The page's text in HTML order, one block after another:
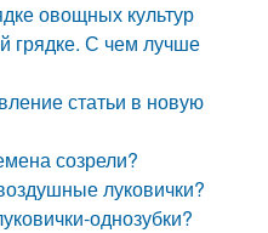
овощных культур
грядке. С чем лучше
статьи в новую
созрели?
луковички?
однозубки?